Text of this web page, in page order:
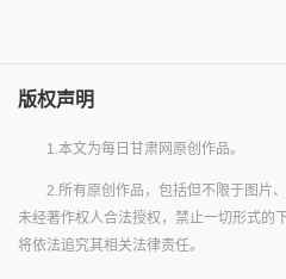
版权声明
1.本文为每日甘肃网原创作品。
2.所有原创作品，包括但不限于图片
未经著作权人合法授权，禁止一切形式的
将依法追究其相关法律责任。